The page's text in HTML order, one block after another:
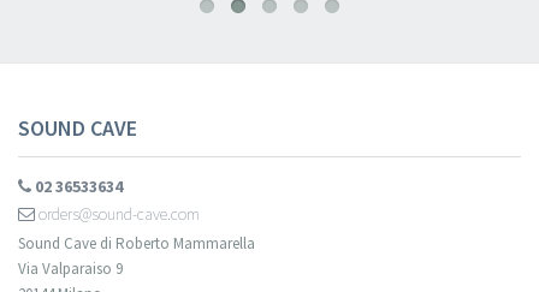
SOUND CAVE
02 36533634
orders@sound-cave.com
Sound Cave di Roberto Mammarella
Via Valparaiso 9